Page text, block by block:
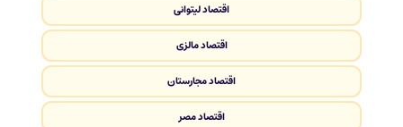
اقتصاد لیتوانی
اقتصاد مالزی
اقتصاد مجارستان
اقتصاد مصر